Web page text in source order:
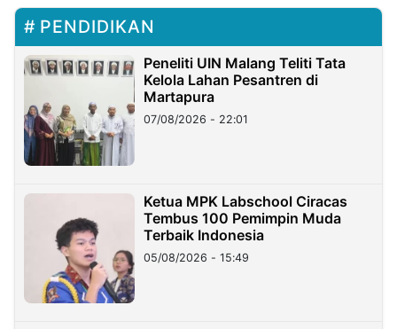
PENDIDIKAN
Peneliti UIN Malang Teliti Tata
Kelola Lahan Pesantren di
Martapura
07/08/2026 - 22:01
Ketua MPK Labschool Ciracas
Tembus 100 Pemimpin Muda
Terbaik Indonesia
05/08/2026 - 15:49